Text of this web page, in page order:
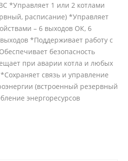
*Управляет 1 или 2 котлами
расписание) *Управляет
– 6 выходов ОК, 6
*Поддерживает работу с
безопасность
при аварии котла и любых
связь и управление
(встроенный резервный
энергоресурсов